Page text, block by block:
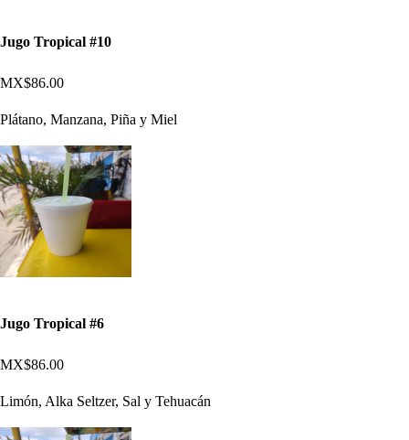
Jugo Tropical #10
MX$86.00
Plátano, Manzana, Piña y Miel
Jugo Tropical #6
MX$86.00
Limón, Alka Seltzer, Sal y Tehuacán